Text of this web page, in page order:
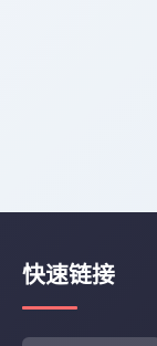
快速链接